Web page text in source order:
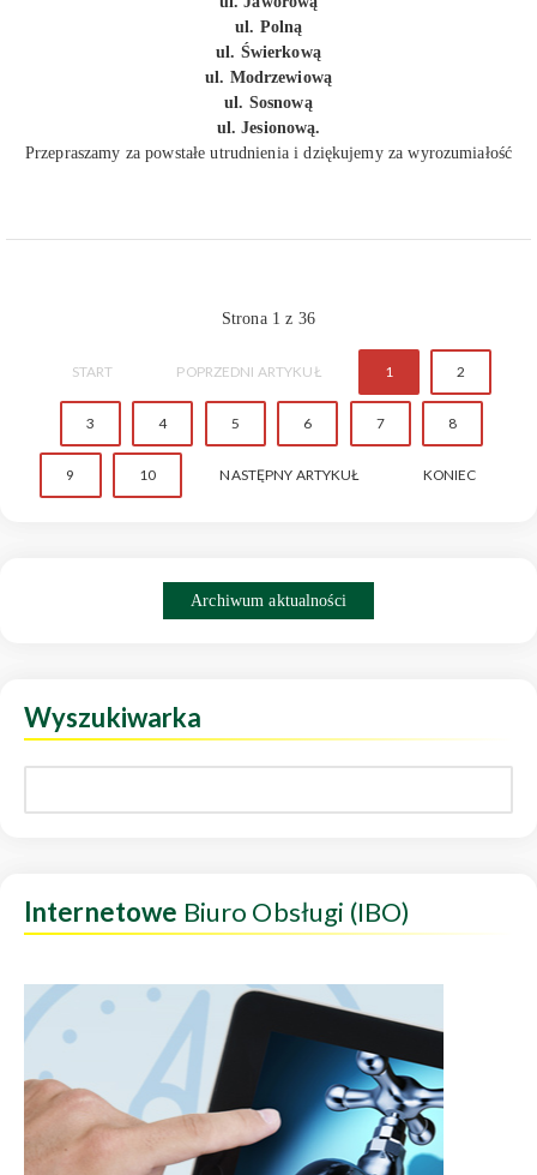
ul. Polną
ul. Świerkową
ul. Modrzewiową
ul. Sosnową
ul. Jesionową.
Przepraszamy za powstałe utrudnienia i dziękujemy za wyrozumiałość
Strona 1 z 36
START POPRZEDNI ARTYKUŁ 1 2
3 4 5 6 7 8
9 10 NASTĘPNY ARTYKUŁ KONIEC
Archiwum aktualności
Wyszukiwarka
Internetowe Biuro Obsługi (IBO)